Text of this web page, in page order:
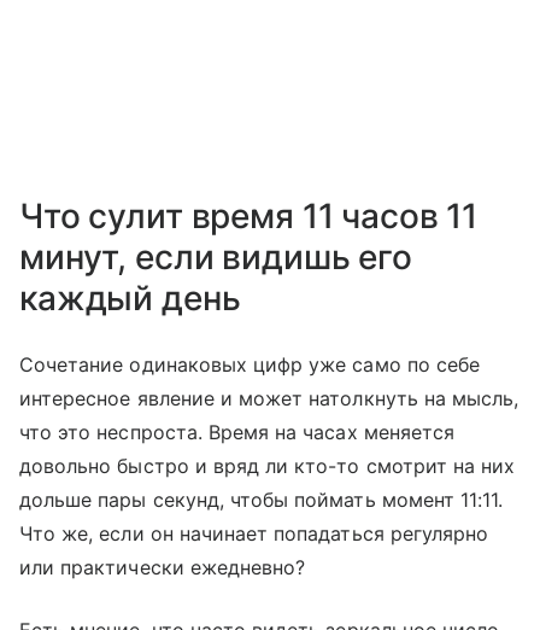
Что сулит время 11 часов 11
минут, если видишь его
каждый день
Сочетание одинаковых цифр уже само по себе
интересное явление и может натолкнуть на мысль,
что это неспроста. Время на часах меняется
довольно быстро и вряд ли кто-то смотрит на них
дольше пары секунд, чтобы поймать момент 11:11.
Что же, если он начинает попадаться регулярно
или практически ежедневно?